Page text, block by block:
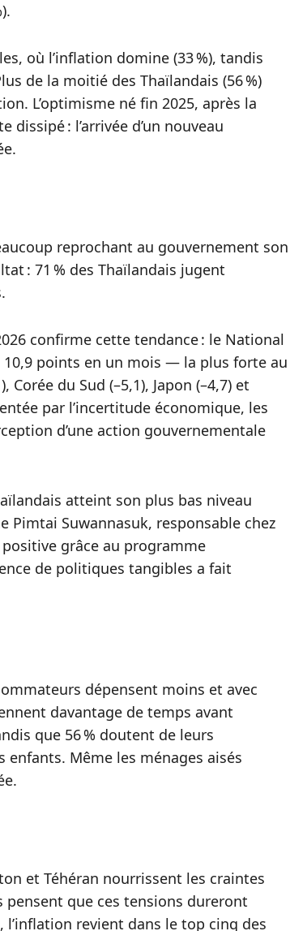
où l’inflation domine (33 %), tandis
de la moitié des Thaïlandais (56 %)
L’optimisme né fin 2025, après la
: l’arrivée d’un nouveau
reprochant au gouvernement son
: 71 % des Thaïlandais jugent
confirme cette tendance : le National
points en un mois — la plus forte au
du Sud (–5,1), Japon (–4,7) et
par l’incertitude économique, les
d’une action gouvernementale
atteint son plus bas niveau
Pimtai Suwannasuk, responsable chez
positive grâce au programme
de politiques tangibles a fait
dépensent moins et avec
davantage de temps avant
que 56 % doutent de leurs
Même les ménages aisés
et Téhéran nourrissent les craintes
pensent que ces tensions dureront
l’inflation revient dans le top cinq des